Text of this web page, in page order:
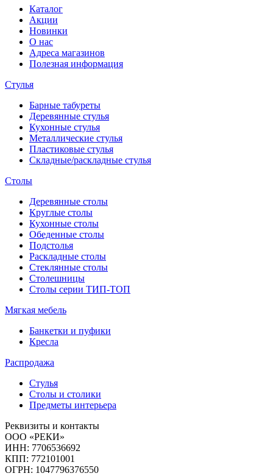
Каталог
Акции
Новинки
О нас
Адреса магазинов
Полезная информация
Стулья
Барные табуреты
Деревянные стулья
Кухонные стулья
Металлические стулья
Пластиковые стулья
Складные/раскладные стулья
Столы
Деревянные столы
Круглые столы
Кухонные столы
Обеденные столы
Подстолья
Раскладные столы
Стеклянные столы
Столешницы
Столы серии ТИП-ТОП
Мягкая мебель
Банкетки и пуфики
Кресла
Распродажа
Стулья
Столы и столики
Предметы интерьера
Реквизиты и контакты
ООО «РЕКИ»
ИНН: 7706536692
КПП: 772101001
ОГРН: 1047796376550